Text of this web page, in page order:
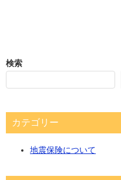
検索
カテゴリー
地震保険について